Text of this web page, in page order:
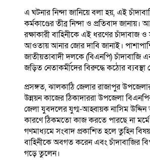
এ ঘটনার নিন্দা জানিয়ে বলা হয়, এই
কর্মকাণ্ডের তীব্র নিন্দা ও প্রতিবাদ
রক্ষাকারী বাহিনীকে এই ধরণের চাঁদাবাজ
আওতায় আনার জোর দাবি জানাই।
জাতীয়তাবাদী দলকে (বিএনপি) চাঁদাবাজি
জড়িত নেতাকর্মীদের বিরুদ্ধে কঠোর
প্রসঙ্গত, ঝালকাঠি জেলার রাজাপুর
উন্নয়ন কাজের ঠিকাদাররা উপজেলা
জেলা যুবদলের যুগ্ম-আহ্বায়ক নাসিম
কারণে ঠিকমতো কাজ করতে পারছে না মর্মে
গণমাধ্যমে সংবাদ প্রকাশিত হলে তুহিন
বাহিনীকে অবগত করেন এবং চাঁদাবাজির
গড়ে তুলেন।